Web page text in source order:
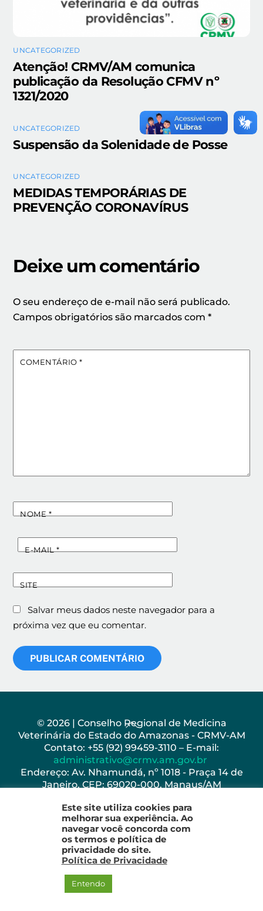
UNCATEGORIZED
Atenção! CRMV/AM comunica
publicação da Resolução CFMV nº
1321/2020
UNCATEGORIZED
Suspensão da Solenidade de Posse
UNCATEGORIZED
MEDIDAS TEMPORÁRIAS DE
PREVENÇÃO CORONAVÍRUS
Deixe um comentário
O seu endereço de e-mail não será publicado.
Campos obrigatórios são marcados com*
COMENTÁRIO*
NOME*
E-MAIL*
SITE
Salvar meus dados neste navegador para a
próxima vez que eu comentar.
Back
To
Top
© 2026 | Conselho Regional de Medicina
Veterinária do Estado do Amazonas - CRMV-AM
Contato: +55 (92) 99459-3110 – E-mail:
administrativo@crmv.am.gov.br
Endereço: Av. Nhamundá, nº 1018 - Praça 14 de
Janeiro, CEP: 69020-000, Manaus/AM
Este site utiliza cookies para
melhorar sua experiência. Ao
navegar você concorda com
os termos e política de
privacidade do site.
Política de Privacidade
Entendo